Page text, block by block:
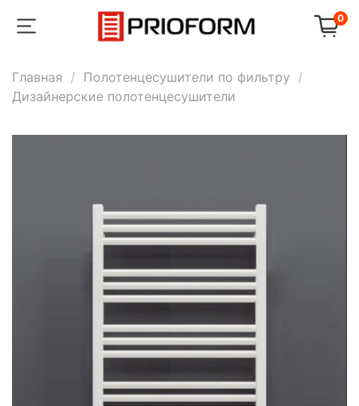
0
Главная
Полотенцесушители по фильтру
Дизайнерские полотенцесушители